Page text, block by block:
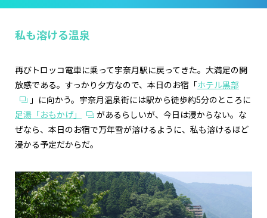
私も溶ける温泉
再びトロッコ電車に乗って宇奈月駅に戻ってきた。大満足の開
放感である。すっかり夕方なので、本日のお宿「 ホテル黒部
」に向かう。宇奈月温泉街には駅から徒歩約5分のところに
足湯「おもかげ」
があるらしいが、今日は浸からない。な
ぜなら、本日のお宿で万年雪が溶けるように、私も溶けるほど
浸かる予定だからだ。